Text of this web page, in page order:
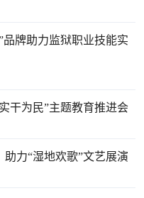
品牌助力监狱职业技能实
干为民”主题教育推进会
力“湿地欢歌”文艺展演